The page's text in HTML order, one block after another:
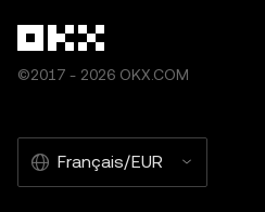
©2017 - 2026 OKX.COM
Français/EUR